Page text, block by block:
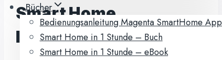
Bücher
Bedienungsanleitung Magenta SmartHome App
Smart Home in 1 Stunde – Buch
Smart Home in 1 Stunde – eBook
Smart Home
Installationsprotokoll